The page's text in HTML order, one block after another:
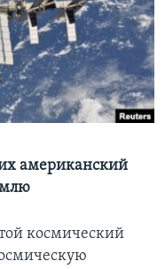
американский
космический